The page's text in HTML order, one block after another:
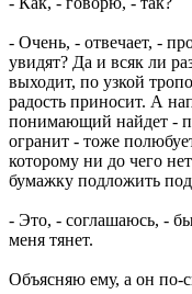
- Очень, - отвечает, -
увидят? Да и всяк ли
выходит, по узкой
радость приносит. А
понимающий найдет -
огранит - тоже
которому ни до чего
бумажку подложить
- Это, - соглашаюсь, -
меня тянет.
Объясняю ему, а он по-